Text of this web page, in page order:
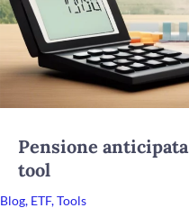
Pensione
tool
Blog, ETF,Tools